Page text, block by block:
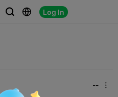
  Log In
-- 